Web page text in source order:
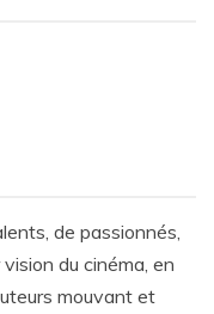
de passionnés,
du cinéma, en
mouvant et